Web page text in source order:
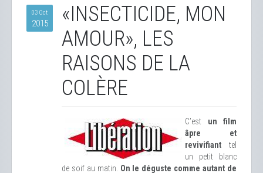
03 Oct
2015
«INSECTICIDE, MON
AMOUR», LES
RAISONS DE LA
COLÈRE
C’est un film
âpre et
revivifiant tel
un petit blanc
de soif au matin. On le déguste comme autant de